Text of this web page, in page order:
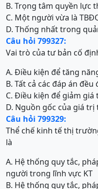
B. Trọng tâm quyền lực
C. Một người vừa là
D. Thống nhất trong
Câu hỏi 799327:
Vai trò của tư bản cố
A. Điều kiện để tăng
B. Tất cả các đáp án đều
C. Điều kiện để giảm giá
D. Nguồn gốc của giá trị
Câu hỏi 799329:
Thể chế kinh tế thị
là
A. Hệ thống quy tắc,
người trong lĩnh vực KT
B. Hệ thống quy tắc,